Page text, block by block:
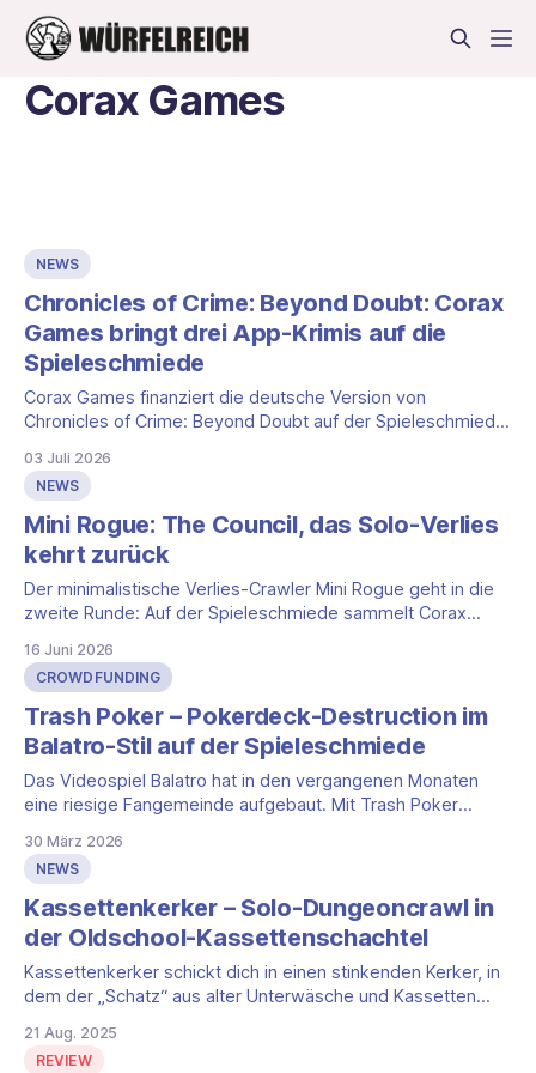
Corax Games
NEWS
Chronicles of Crime: Beyond Doubt: Corax
Games bringt drei App-Krimis auf die
Spieleschmiede
Corax Games finanziert die deutsche Version von
Chronicles of Crime: Beyond Doubt auf der Spieleschmiede:
belegt ist und wo die Kampagne schweigt (Stand: 2. Juli
2026).
03 Juli 2026
NEWS
Mini Rogue: The Council, das Solo-Verlies
kehrt zurück
Der minimalistische Verlies-Crawler Mini Rogue geht in die
zweite Runde: Auf der Spieleschmiede sammelt Corax
große Erweiterung The Council und bündelt die deutsche
Ausgabe der Reihe. Im Mittelpunkt stehen eine neue
Overlord-Variante mit Verstärkungskarten, frische Symbole
und
16 Juni 2026
CROWDFUNDING
Trash Poker – Pokerdeck-Destruction im
Balatro-Stil auf der Spieleschmiede
Das Videospiel Balatro hat in den vergangenen Monaten
eine riesige Fangemeinde aufgebaut. Mit Trash Poker
Prinzip der Pokerdeck-Destruction jetzt als kompetitives
Brettspiel auf den Tisch. Corax Games begleitet das Projekt
über die Spieleschmiede, wo die Kampagne ihr Fundingziel
bereits deutlich
30 März 2026
NEWS
Kassettenkerker – Solo-Dungeoncrawl in
der Oldschool-Kassettenschachtel
Kassettenkerker schickt dich in einen stinkenden Kerker, in
dem der „Schatz“ aus alter Unterwäsche und Kassetten
rekrutierst ein paar tapfere Held:innen, stapfst los und
kämpfst dich durch einen kompakten Dungeon – kurz,
21 Aug. 2025
REVIEW